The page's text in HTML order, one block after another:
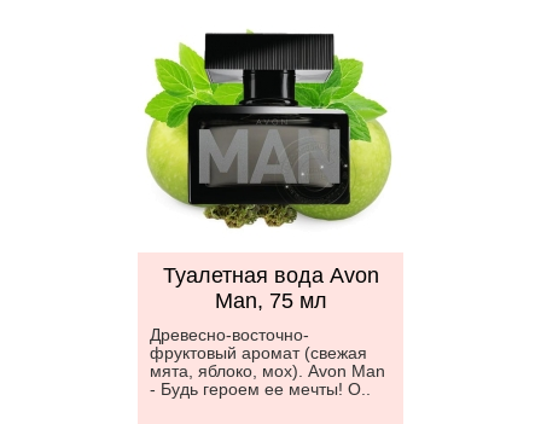
Туалетная вода Avon
Man, 75 мл
Древесно-восточно-
фруктовый аромат (свежая
мята, яблоко, мох). Avon Man
- Будь героем ее мечты! О..